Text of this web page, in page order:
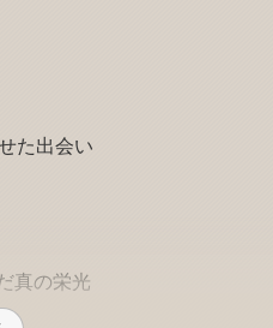
た出会い
真の栄光